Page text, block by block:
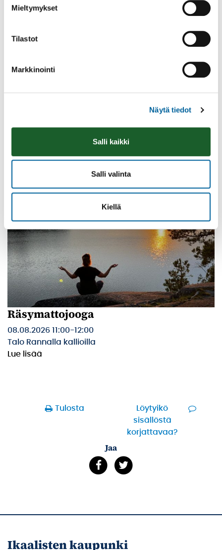
Mieltymykset
Tilastot
Markkinointi
Näytä tiedot
Salli kaikki
Salli valinta
Kiellä
08.08.2026 10:00-16:00
Räsymattojooga
08.08.2026 11:00-12:00
Talo Rannalla kallioilla
Lue lisää
Tulosta
Löytyikö
sisällöstä
korjattavaa?
Jaa
Ikaalisten kaupunki